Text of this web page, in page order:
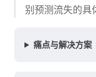
别预测流失的具
痛点与解决方案